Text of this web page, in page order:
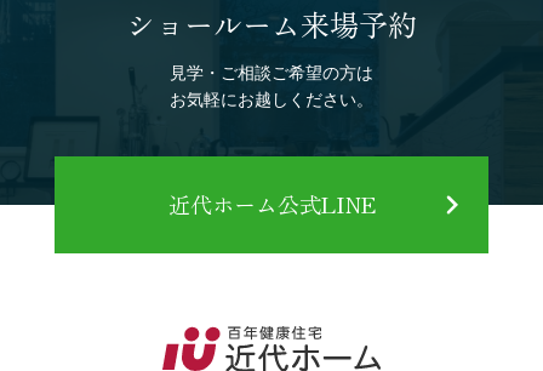
ショールーム来場予約
見学・ご相談ご希望の方は
お気軽にお越しください。
近代ホーム公式LINE